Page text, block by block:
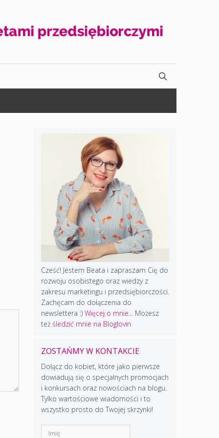
Cześć! Jestem Beata i zapraszam Cię do
rozwoju osobistego oraz wiedzy z
zakresu marketingu i przedsiębiorczości.
Zachęcam do dołączenia do
newslettera :) Więcej o mnie...
Możesz
też śledzić mnie na Bloglovin
ZOSTAŃMY W KONTAKCIE
Dołącz do kobiet, które jako pierwsze
dowiadują się o specjalnych promocjach
i konkursach oraz nowościach na blogu.
Tylko wartościowe wiadomości i to
wszystko prosto do Twojej skrzynki!